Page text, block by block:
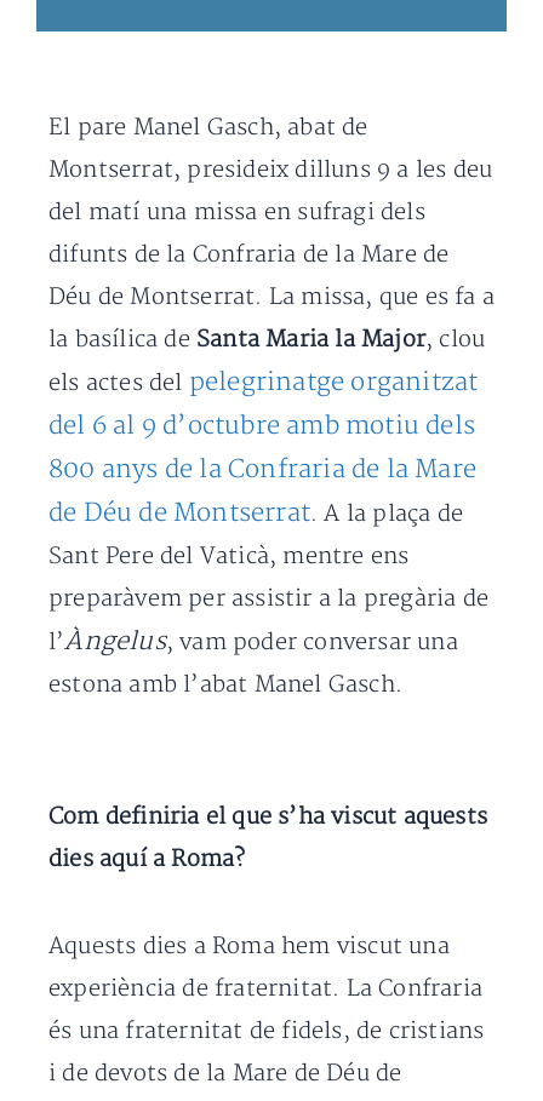
El pare Manel Gasch, abat de
Montserrat, presideix dilluns 9 a les deu
del matí una missa en sufragi dels
difunts de la Confraria de la Mare de
Déu de Montserrat. La missa, que es fa a
la basílica de Santa Maria la Major, clou
els actes del pelegrinatge organitzat
del 6 al 9 d’octubre amb motiu dels
800 anys de la Confraria de la Mare
de Déu de Montserrat. A la plaça de
Sant Pere del Vaticà, mentre ens
preparàvem per assistir a la pregària de
l’Àngelus, vam poder conversar una
estona amb l’abat Manel Gasch.
Com definiria el que s’ha viscut aquests
dies aquí a Roma?
Aquests dies a Roma hem viscut una
experiència de fraternitat. La Confraria
és una fraternitat de fidels, de cristians
i de devots de la Mare de Déu de